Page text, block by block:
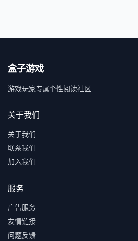
盒子游戏
游戏玩家专属个性阅读社区
关于我们
关于我们
联系我们
加入我们
服务
广告服务
友情链接
问题反馈